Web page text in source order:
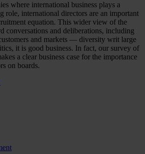
where international business plays a
role, international directors are an important
equation. This wider view of the
conversations and deliberations, including
and markets — diversity writ large
it is good business. In fact, our survey of
a clear business case for the importance
on boards.